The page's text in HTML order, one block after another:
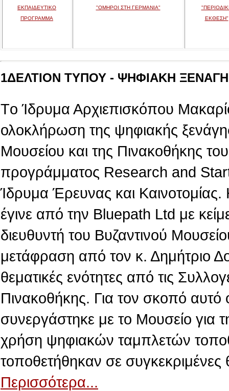
ΕΚΠΑΙΔΕΥΤΙΚΟ
ΠΡΟΓΡΑΜΜΑ
"ΟΜΗΡΟΙ ΣΤΗ ΓΕΡΜΑΝΙΑ"
ΕΚΘΕΣΗ"
1ΔΕΛΤΙΟΝ ΤΥΠΟΥ - ΨΗΦΙΑΚΗ
Tο Ίδρυμα Αρχιεπισκόπου
ολοκλήρωση της ψηφιακής
Μουσείου και της Πινακοθήκης
προγράμματος Research and
Ίδρυμα Έρευνας και
έγινε από την Βluepath Ltd με
διευθυντή του Βυζαντινού
μετάφραση από τον κ. Δημήτριο
θεματικές ενότητες από τις
Πινακοθήκης. Για τον σκοπό
συνεργάστηκε με το Μουσείο για
χρήση ψηφιακών ταμπλετών
τοποθετήθηκαν σε
Περισσότερα...